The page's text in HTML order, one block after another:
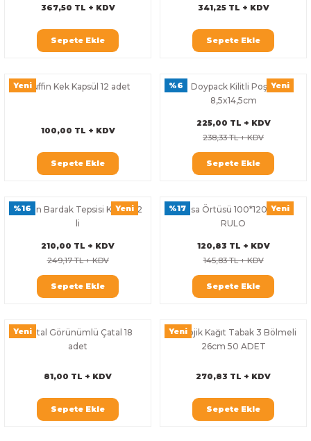
367,50 TL + KDV
Sepete Ekle
341,25 TL + KDV
Sepete Ekle
YeniMuffin Kek Kapsül 12 adet
100,00 TL + KDV
Sepete Ekle
%6 Yeni
Doypack Kilitli Poşet
8,5x14,5cm
225,00 TL + KDV
238,33 TL + KDV
Sepete Ekle
%16 Yeni
Karton Bardak Tepsisi Karton 2
li
210,00 TL + KDV
249,17 TL + KDV
Sepete Ekle
%17 Yeni
Masa Örtüsü 100*120cm 2
RULO
120,83 TL + KDV
145,83 TL + KDV
Sepete Ekle
YeniMetal Görünümlü Çatal 18
adet
81,00 TL + KDV
Sepete Ekle
Yeni
Ekolojik Kağıt Tabak 3 Bölmeli
26cm 50 ADET
270,83 TL + KDV
Sepete Ekle